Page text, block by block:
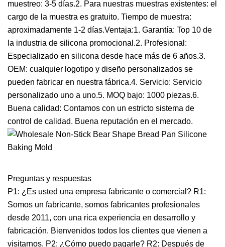
muestreo: 3-5 días.2. Para nuestras muestras existentes: el
cargo de la muestra es gratuito. Tiempo de muestra:
aproximadamente 1-2 días.Ventaja:1. Garantía: Top 10 de
la industria de silicona promocional.2. Profesional:
Especializado en silicona desde hace más de 6 años.3.
OEM: cualquier logotipo y diseño personalizados se
pueden fabricar en nuestra fábrica.4. Servicio: Servicio
personalizado uno a uno.5. MOQ bajo: 1000 piezas.6.
Buena calidad: Contamos con un estricto sistema de
control de calidad. Buena reputación en el mercado.
Preguntas y respuestas
P1: ¿Es usted una empresa fabricante o comercial? R1:
Somos un fabricante, somos fabricantes profesionales
desde 2011, con una rica experiencia en desarrollo y
fabricación. Bienvenidos todos los clientes que vienen a
visitarnos. P2: ¿Cómo puedo pagarle? R2: Después de